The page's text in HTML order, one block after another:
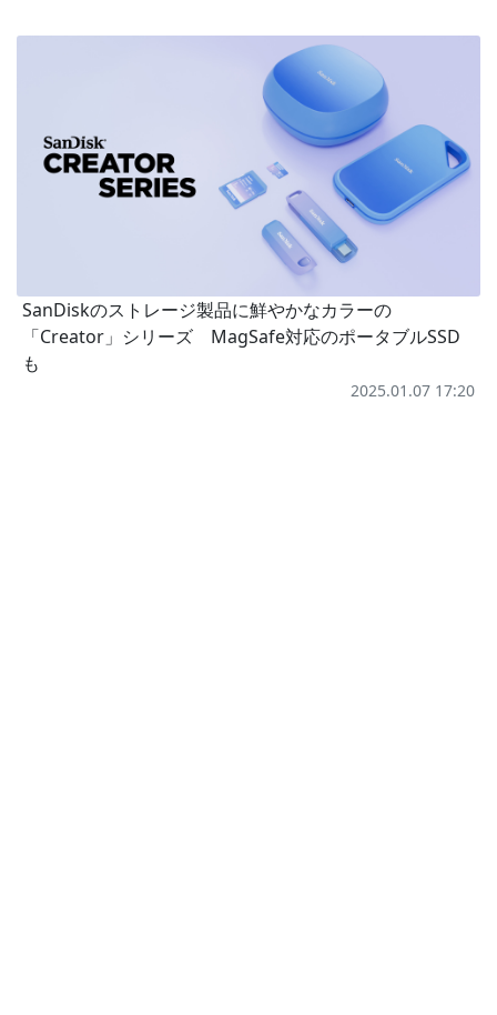
SanDiskのストレージ製品に鮮やかなカラーの
「Creator」シリーズ MagSafe対応のポータブルSSD
も
2025.01.07 17:20